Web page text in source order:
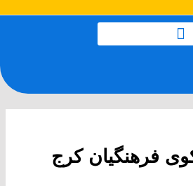
فرهنگیان کرج